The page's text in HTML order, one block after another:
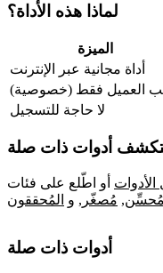
لماذا هذه الأداة؟
الميزة
أداة مجانية عبر الإنترنت
العميل فقط (خصوصية)
لا حاجة للتسجيل
أدوات ذات صلة
أو اطّلع على فئات
مُحسِّن, مُصغّر , و المُحققون
أدوات ذات صلة